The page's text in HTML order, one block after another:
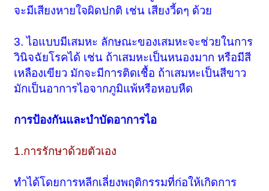
จะมีเสียงหายใจผิดปกติ เช่น เสียงวี้ดๆ ด้วย
3. ไอแบบมีเสมหะ ลักษณะของเสมหะจะช่วยในการ
วินิจฉัยโรคได้ เช่น ถ้าเสมหะเป็นหนองมาก หรือมีสี
เหลืองเขียว มักจะมีการติดเชื้อ ถ้าเสมหะเป็นสีขาว
มักเป็นอาการไอจากภูมิแพ้หรือหอบหืด
การป้องกันและบำบัดอาการไอ
1.การรักษาด้วยตัวเอง
ทำได้โดยการหลีกเลี่ยงพฤติกรรมที่ก่อให้เกิดการ